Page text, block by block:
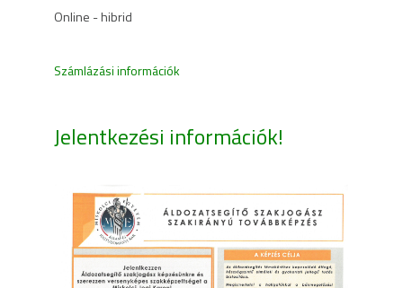
Online - hibrid
Számlázási információk
Jelentkezési információk!